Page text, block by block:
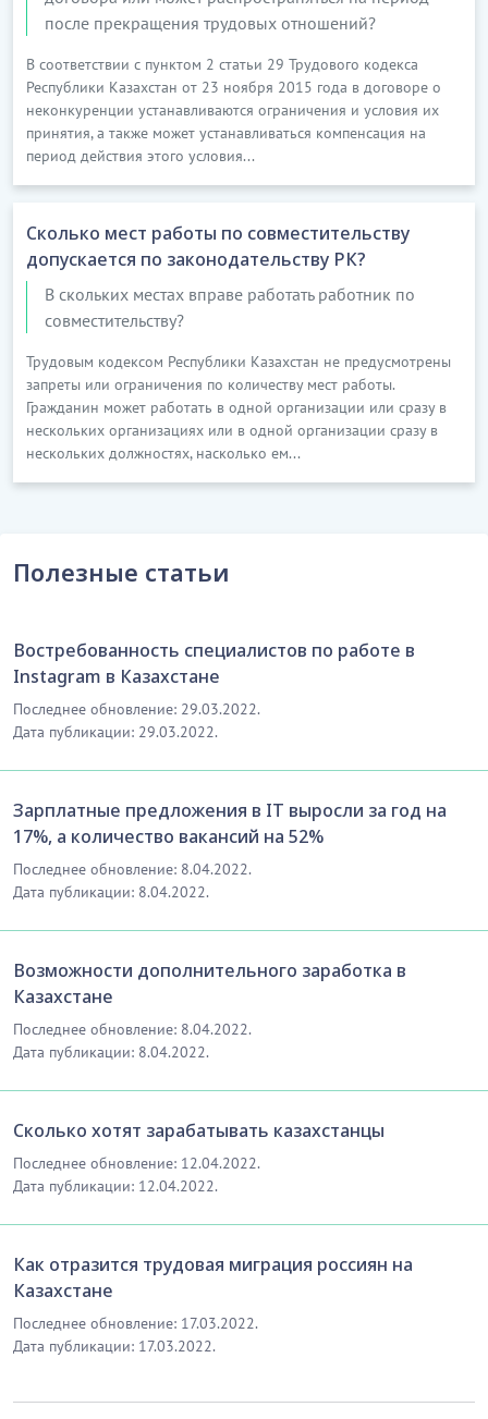
после прекращения трудовых отношений?
В соответствии с пунктом 2 статьи 29 Трудового кодекса
Республики Казахстан от 23 ноября 2015 года в договоре о
неконкуренции устанавливаются ограничения и условия их
принятия, а также может устанавливаться компенсация на
период действия этого условия...
Сколько мест работы по совместительству
допускается по законодательству РК?
В скольких местах вправе работать работник по
совместительству?
Трудовым кодексом Республики Казахстан не предусмотрены
запреты или ограничения по количеству мест работы.
Гражданин может работать в одной организации или сразу в
нескольких организациях или в одной организации сразу в
нескольких должностях, насколько ем...
Полезные статьи
Востребованность специалистов по работе в
Instagram в Казахстане
Последнее обновление: 29.03.2022.
Дата публикации: 29.03.2022.
Зарплатные предложения в IT выросли за год на
17%, а количество вакансий на 52%
Последнее обновление: 8.04.2022.
Дата публикации: 8.04.2022.
Возможности дополнительного заработка в
Казахстане
Последнее обновление: 8.04.2022.
Дата публикации: 8.04.2022.
Сколько хотят зарабатывать казахстанцы
Последнее обновление: 12.04.2022.
Дата публикации: 12.04.2022.
Как отразится трудовая миграция россиян на
Казахстане
Последнее обновление: 17.03.2022.
Дата публикации: 17.03.2022.